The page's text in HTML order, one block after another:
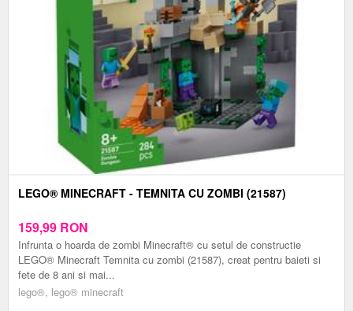
LEGO® MINECRAFT - TEMNITA CU ZOMBI (21587)
159,99 RON
Infrunta o hoarda de zombi Minecraft® cu setul de constructie
LEGO® Minecraft Temnita cu zombi (21587), creat pentru baieti si
fete de 8 ani si mai...
lego®, lego® minecraft